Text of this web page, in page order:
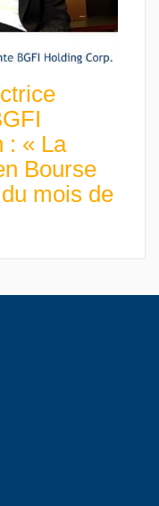
: « La
Bourse
mois de